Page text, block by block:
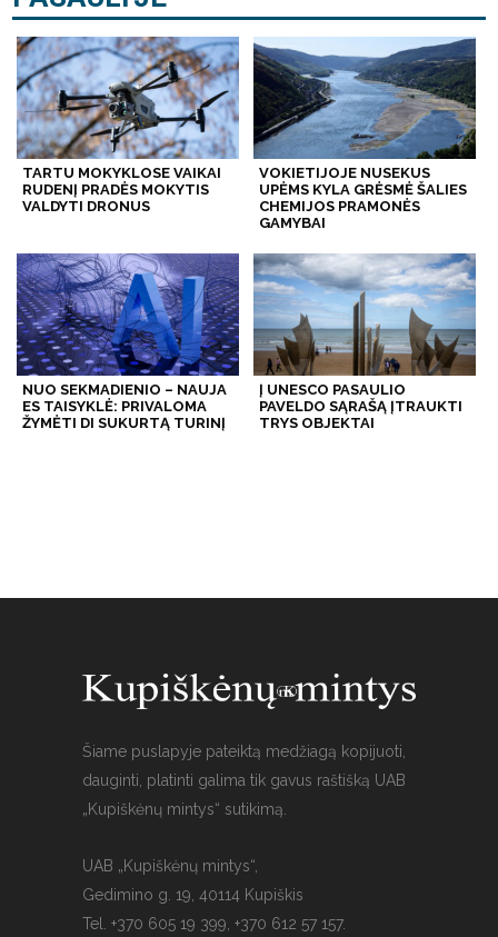
TARTU MOKYKLOSE VAIKAI
RUDENĮ PRADĖS MOKYTIS
VALDYTI DRONUS
VOKIETIJOJE NUSEKUS
UPĖMS KYLA GRĖSMĖ ŠALIES
CHEMIJOS PRAMONĖS
GAMYBAI
NUO SEKMADIENIO – NAUJA
ES TAISYKLĖ: PRIVALOMA
ŽYMĖTI DI SUKURTĄ TURINĮ
Į UNESCO PASAULIO
PAVELDO SĄRAŠĄ ĮTRAUKTI
TRYS OBJEKTAI
Šiame puslapyje pateiktą medžiagą kopijuoti,
dauginti, platinti galima tik gavus raštišką UAB
„Kupiškėnų mintys“ sutikimą.
UAB „Kupiškėnų mintys“,
Gedimino g. 19, 40114 Kupiškis
Tel. +370 605 19 399, +370 612 57 157.